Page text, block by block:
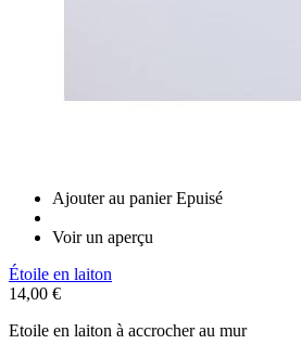
Ajouter au panier Epuisé
Voir un aperçu
Étoile en laiton
14,00 €
Etoile en laiton à accrocher au mur